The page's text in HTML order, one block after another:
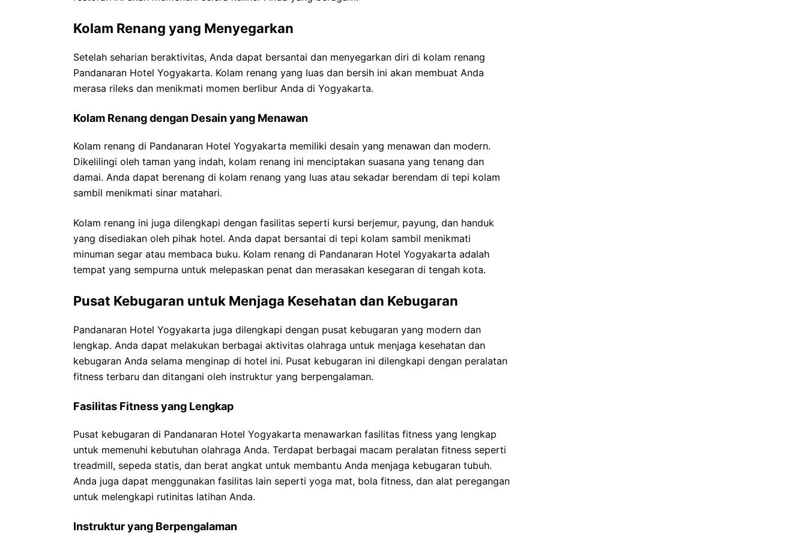
Kolam Renang yang Menyegarkan
Setelah seharian beraktivitas, Anda dapat bersantai dan menyegarkan diri di kolam renang
Pandanaran Hotel Yogyakarta. Kolam renang yang luas dan bersih ini akan membuat Anda
merasa rileks dan menikmati momen berlibur Anda di Yogyakarta.
Kolam Renang dengan Desain yang Menawan
Kolam renang di Pandanaran Hotel Yogyakarta memiliki desain yang menawan dan modern.
Dikelilingi oleh taman yang indah, kolam renang ini menciptakan suasana yang tenang dan
damai. Anda dapat berenang di kolam renang yang luas atau sekadar berendam di tepi kolam
sambil menikmati sinar matahari.
Kolam renang ini juga dilengkapi dengan fasilitas seperti kursi berjemur, payung, dan handuk
yang disediakan oleh pihak hotel. Anda dapat bersantai di tepi kolam sambil menikmati
minuman segar atau membaca buku. Kolam renang di Pandanaran Hotel Yogyakarta adalah
tempat yang sempurna untuk melepaskan penat dan merasakan kesegaran di tengah kota.
Pusat Kebugaran untuk Menjaga Kesehatan dan Kebugaran
Pandanaran Hotel Yogyakarta juga dilengkapi dengan pusat kebugaran yang modern dan
lengkap. Anda dapat melakukan berbagai aktivitas olahraga untuk menjaga kesehatan dan
kebugaran Anda selama menginap di hotel ini. Pusat kebugaran ini dilengkapi dengan peralatan
fitness terbaru dan ditangani oleh instruktur yang berpengalaman.
Fasilitas Fitness yang Lengkap
Pusat kebugaran di Pandanaran Hotel Yogyakarta menawarkan fasilitas fitness yang lengkap
untuk memenuhi kebutuhan olahraga Anda. Terdapat berbagai macam peralatan fitness seperti
treadmill, sepeda statis, dan berat angkat untuk membantu Anda menjaga kebugaran tubuh.
Anda juga dapat menggunakan fasilitas lain seperti yoga mat, bola fitness, dan alat peregangan
untuk melengkapi rutinitas latihan Anda.
Instruktur yang Berpengalaman